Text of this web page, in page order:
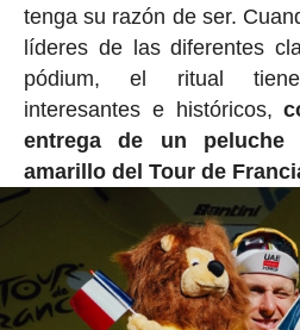
tenga su razón de ser.
líderes de las diferentes
pódium, el ritual
interesantes e históricos,
entrega de un
amarillo del Tour de